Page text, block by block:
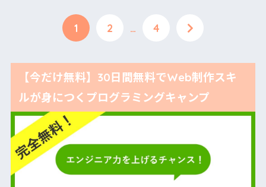
1 2 … 4
【今だけ無料】30日間無料でWeb制作スキ
ルが身につくプログラミングキャンプ